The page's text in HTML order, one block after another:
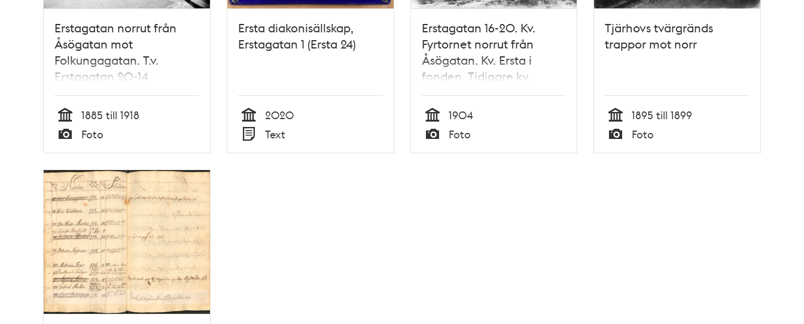
Erstagatan norrut från
Åsögatan mot
Folkungagatan. T.v.
Erstagatan 20-14
Tid
1885 till 1918
Typ
Foto
Ersta diakonisällskap,
Erstagatan 1 (Ersta 24)
Tid
2020
Typ
Text
Erstagatan 16-20. Kv.
Fyrtornet norrut från
Åsögatan. Kv. Ersta i
fonden. Tidigare kv.
Beckbrännaren Större
Tid
1904
Typ
Foto
Tjärhovs tvärgränds
trappor mot norr
Tid
1895 till 1899
Typ
Foto